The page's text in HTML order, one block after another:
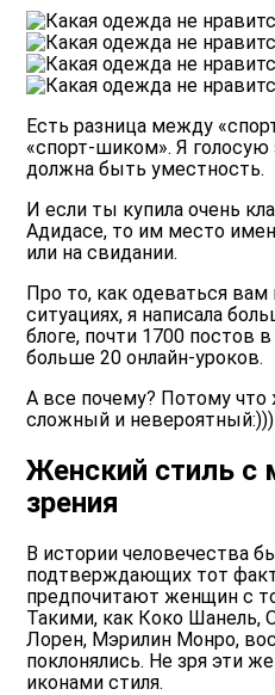
Есть разница между
«спорт-шиком». Я голосую
должна быть уместность.
И если ты купила очень
Адидасе, то им место
или на свидании.
Про то, как одеваться
ситуациях, я написала
блоге, почти 1700 постов в
больше 20онлайн-уроков.
А все почему? Потому что
сложный и невероятный:)))
Женский стиль с
зрения
В истории человечества
подтверждающих тот
предпочитают женщин с
Такими, как Коко Шанель,
Лорен, Мэрилин Монро,
поклонялись. Не зря эти
иконами стиля.